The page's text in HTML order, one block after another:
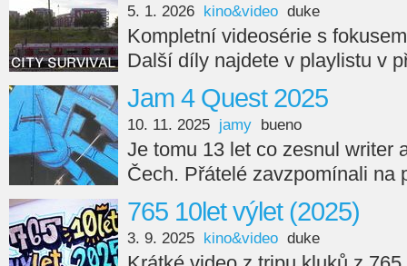
5. 1. 2026 kino&video duke
Kompletní videosérie s
Další díly najdete v playlistu v
Jam 4 Quest 2025
10. 11. 2025 jamy bueno
Je tomu 13 let co zesnul writer
Čech. Přátelé zavzpomínali na
765 10let výlet (2025)
3. 9. 2025 kino&video duke